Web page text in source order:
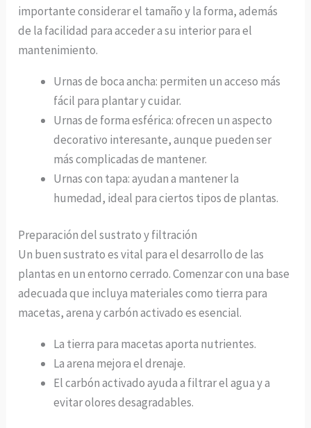
importante considerar el tamaño y la forma, además
de la facilidad para acceder a su interior para el
mantenimiento.
Urnas de boca ancha: permiten un acceso más
fácil para plantar y cuidar.
Urnas de forma esférica: ofrecen un aspecto
decorativo interesante, aunque pueden ser
más complicadas de mantener.
Urnas con tapa: ayudan a mantener la
humedad, ideal para ciertos tipos de plantas.
Preparación del sustrato y filtración
Un buen sustrato es vital para el desarrollo de las
plantas en un entorno cerrado. Comenzar con una base
adecuada que incluya materiales como tierra para
macetas, arena y carbón activado es esencial.
La tierra para macetas aporta nutrientes.
La arena mejora el drenaje.
El carbón activado ayuda a filtrar el agua y a
evitar olores desagradables.